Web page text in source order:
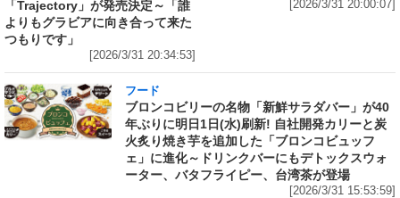
「Trajectory」が発売決定～「誰
よりもグラビアに向き合って来た
つもりです」
[2026/3/31 20:34:53]
[2026/3/31 20:00:07]
フード
ブロンコビリーの名物「新鮮サラダバー」が40
年ぶりに明日1日(水)刷新! 自社開発カリーと炭
火炙り焼き芋を追加した「ブロンコビュッフ
ェ」に進化～ドリンクバーにもデトックスウォ
ーター、バタフライピー、台湾茶が登場
[2026/3/31 15:53:59]